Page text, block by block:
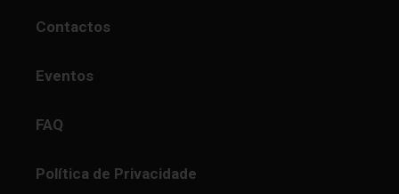
Contactos
Eventos
FAQ
Política de Privacidade